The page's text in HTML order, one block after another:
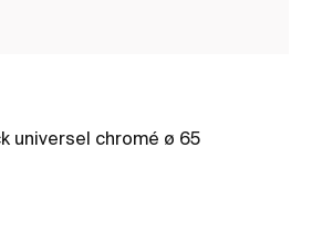
universel chromé ø 65